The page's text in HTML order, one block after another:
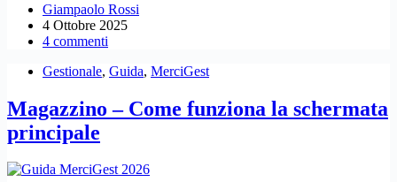
Giampaolo Rossi
4 Ottobre 2025
4 commenti
Gestionale, Guida, MerciGest
Magazzino – Come funziona la schermata
principale